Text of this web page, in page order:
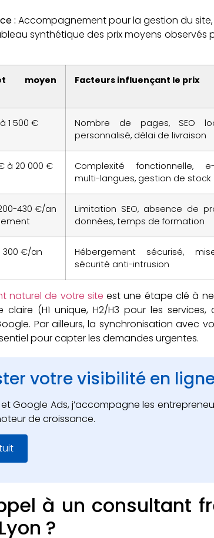
: Accompagnement pour la gestion du
synthétique des prix moyens observés
moyen
Facteurs influençant le prix
1 500 €
Nombre de pages, SEO
personnalisé, délai de livraison
à 20 000 €
Complexité fonctionnelle, e-
multi-langues, gestion de stock
430 €/an
Limitation SEO, absence de
données, temps de formation
300 €/an
Hébergement sécurisé,
sécurité anti-intrusion
naturel de votre site est une étape clé à
(H1 unique, H2/H3 pour les
Par ailleurs, la synchronisation avec
pour capter les demandes urgentes.
votre visibilité en
Google Ads, j’accompagne les
de croissance.
à un consultant
?